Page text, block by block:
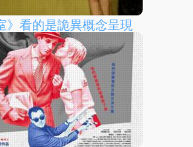
》看的是詭異概念呈現